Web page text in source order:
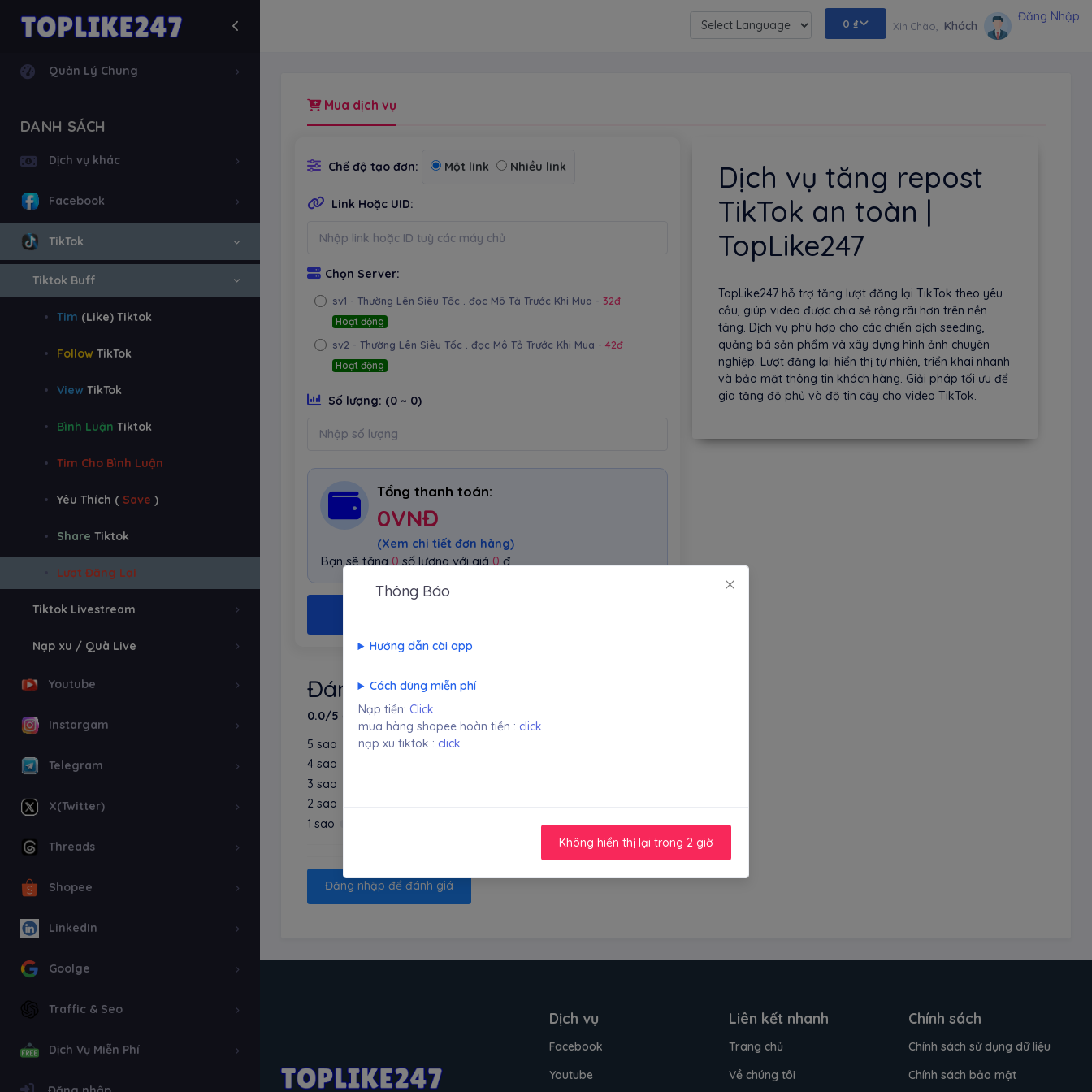
Quản Lý Chung
DANH SÁCH
Dịch vụ khác
Facebook
TikTok
Tiktok Buff
Tim (Like) Tiktok
Follow TikTok
View TikTok
Bình Luận Tiktok
Tim Cho Bình Luận
Yêu Thích ( Save )
Share Tiktok
Lượt Đăng Lại
Tiktok Livestream
Nạp xu / Quà Live
Youtube
Instargam
Telegram
X(Twitter)
Threads
Shopee
LinkedIn
Goolge
Traffic & Seo
Dịch Vụ Miễn Phí
Powered by
0 ₫ Xin Chào, Khách
Đăng Nhập
Mua dịch vụ
Chế độ tạo đơn: Một link Nhiều link
Link Hoặc UID:
Chọn Server:
sv1 - Thường Lên Siêu Tốc . đọc Mô Tả Trước Khi Mua - 32đ
Hoạt động
sv2 - Thường Lên Siêu Tốc . đọc Mô Tả Trước Khi Mua - 42đ
Hoạt động
Số lượng: (0 ~ 0)
Tổng thanh toán:
0VNĐ
(Xem chi tiết đơn hàng)
Bạn sẽ tăng 0 số lượng với giá 0 đ
Đánh giá
0.0/5 (0 lượt đánh giá)
5 sao
4 sao
3 sao
2 sao
1 sao 0
Đăng nhập để đánh giá
Dịch vụ tăng repost
TikTok an toàn |
TopLike247
TopLike247 hỗ trợ tăng lượt đăng lại TikTok theo yêu
cầu, giúp video được chia sẻ rộng rãi hơn trên nền
tảng. Dịch vụ phù hợp cho các chiến dịch seeding,
quảng bá sản phẩm và xây dựng hình ảnh chuyên
nghiệp. Lượt đăng lại hiển thị tự nhiên, triển khai nhanh
và bảo mật thông tin khách hàng. Giải pháp tối ưu để
gia tăng độ phủ và độ tin cậy cho video TikTok.
Dịch vụ
Facebook
Youtube
Liên kết nhanh
Trang chủ
Về chúng tôi
Chính sách
Chính sách sử dụng dữ liệu
Chính sách bảo mật
Thông Báo
Hướng dẫn cài app
Cách dùng miễn phí
Nạp tiền: Click
mua hàng shopee hoàn tiền : click
nạp xu tiktok : click
Không hiển thị lại trong 2 giờ